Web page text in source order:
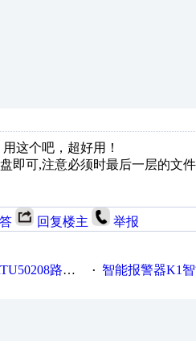
这个吧，超好用！
即可,注意必须时最后一层的文
回复楼主 举报
关金鸽RTU5021 · 智能报警器K1智能